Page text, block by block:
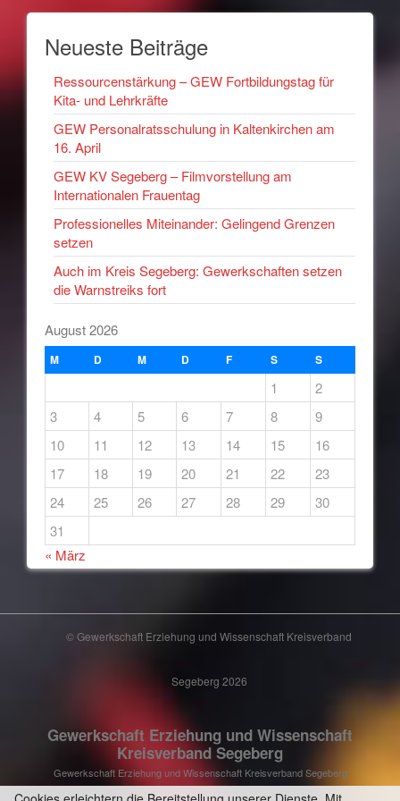
Neueste Beiträge
Ressourcenstärkung – GEW Fortbildungstag für
Kita- und Lehrkräfte
GEW Personalratsschulung in Kaltenkirchen am
16. April
GEW KV Segeberg – Filmvorstellung am
Internationalen Frauentag
Professionelles Miteinander: Gelingend Grenzen
setzen
Auch im Kreis Segeberg: Gewerkschaften setzen
die Warnstreiks fort
August 2026
M D M D F S S
1
2
3
4 5 6 7 8
9
10
11 12 13 14 15
16
17
18 19 20 21 22
23
24
25 26 27 28 29
30
31
« März
© Gewerkschaft Erziehung und Wissenschaft Kreisverband
Segeberg 2026
Gewerkschaft Erziehung und Wissenschaft
Kreisverband Segeberg
Gewerkschaft Erziehung und Wissenschaft Kreisverband Segeberg